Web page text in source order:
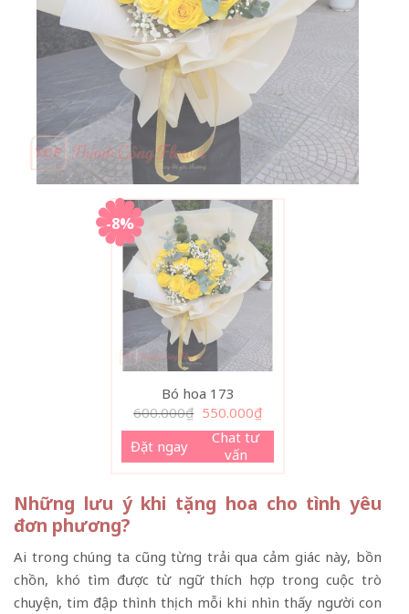
-8%
Bó hoa 173
600.000₫ Giá
gốc
là:
600.000₫.
550.000₫Giá
hiện
tại
550.000₫.
Đặt ngay
Chat tư
vấn
Những lưu ý khi tặng hoa cho tình yêu
đơn phương?
Ai trong chúng ta cũng từng trải qua cảm giác này, bồn
chồn, khó tìm được từ ngữ thích hợp trong cuộc trò
chuyện, tim đập thình thịch mỗi khi nhìn thấy người con